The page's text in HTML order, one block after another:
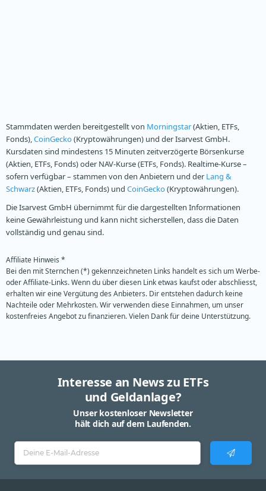
Stammdaten werden bereitgestellt von Morningstar(Aktien, ETFs,
Fonds),CoinGecko(Kryptowährungen) und der Isarvest GmbH.
Kursdaten sind mindestens 15 Minuten zeitverzögerte Börsenkurse
(Aktien, ETFs, Fonds) oder NAV-Kurse (ETFs, Fonds). Realtime-Kurse –
sofern verfügbar – stammen von den Anbietern und der Lang &
Schwarz(Aktien, ETFs, Fonds) und CoinGecko(Kryptowährungen).
Die Isarvest GmbH übernimmt für die dargestellten Informationen
keine Gewährleistung und kann nicht sicherstellen, dass die Daten
vollständig und genau sind.
Affiliate Hinweis *
Bei den mit Sternchen (*) gekennzeichneten Links handelt es sich um Werbe-
oder Affiliate-Links. Wenn du über diesen Link etwas kaufst oder abschliesst,
erhalten wir eine Vergütung des Anbieters. Dir entstehen dadurch keine
Nachteile oder Mehrkosten. Wir verwenden diese Einnahmen, um unser
kostenfreies Angebot zu finanzieren. Vielen Dank für deine Unterstützung.
Interesse an News zu ETFs
und Geldanlage?
Unser kostenloser Newsletter
hält dich auf dem Laufenden.